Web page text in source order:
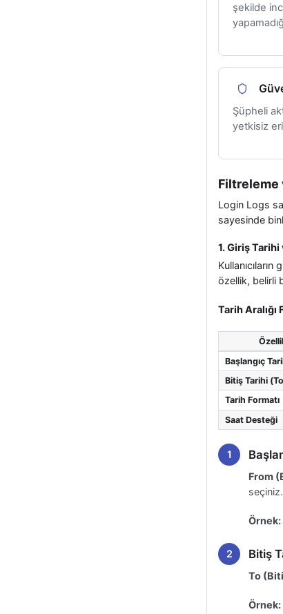
şekilde
Şüpheli
yetkisiz
Filtreleme
Login Logs
sayesinde
1. Giriş Tarihi
özellik, belirli
Tarih
Başlangıç
Bitiş Tarihi
Tarih Formatı
Saat Desteği
From
seçiniz.
Örnek:
Bitiş
To
Örnek: